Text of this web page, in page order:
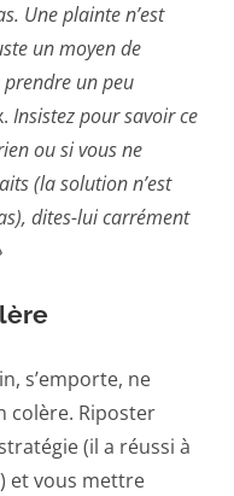
Une plainte n’est
un moyen de
un peu
Insistez pour savoir ce
ou si vous ne
(la solution n’est
dites-lui carrément
s’emporte, ne
colère. Riposter
(il a réussi à
et vous mettre